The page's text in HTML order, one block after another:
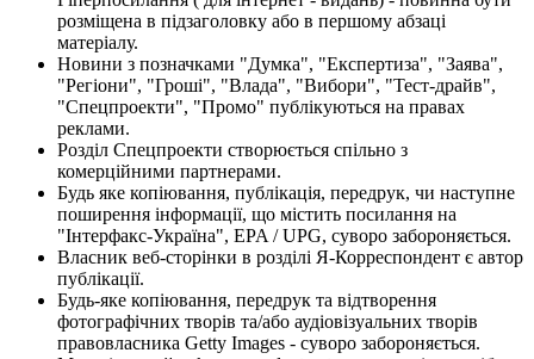
розміщена в підзаголовку або в першому абзаці
матеріалу.
Новини з позначками "Думка", "Експертиза", "Заява",
"Регіони", "Гроші", "Влада", "Вибори", "Тест-драйв",
"Спецпроекти", "Промо" публікуються на правах
реклами.
Розділ Спецпроекти створюється спільно з
комерційними партнерами.
Будь яке копіювання, публікація, передрук, чи наступне
поширення інформації, що містить посилання на
"Інтерфакс-Україна", EPA / UPG, суворо забороняється.
Власник веб-сторінки в розділі Я-Корреспондент є автор
публікації.
Будь-яке копіювання, передрук та відтворення
фотографічних творів та/або аудіовізуальних творів
правовласника Getty Images - суворо забороняється.